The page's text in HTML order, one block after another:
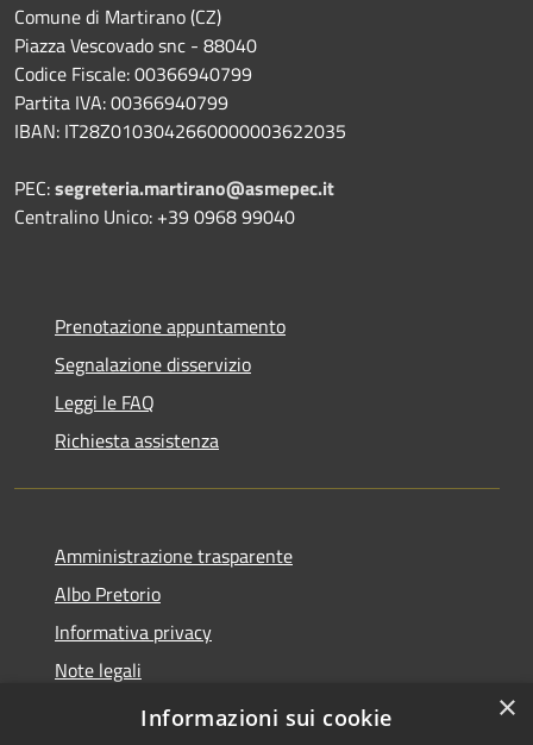
Comune di Martirano (CZ)
Piazza Vescovado snc - 88040
Codice Fiscale: 00366940799
Partita IVA: 00366940799
IBAN: IT28Z0103042660000003622035
PEC:segreteria.martirano@asmepec.it
Centralino Unico: +39 0968 99040
Prenotazione appuntamento
Segnalazione disservizio
Leggi le FAQ
Richiesta assistenza
Amministrazione trasparente
Albo Pretorio
Informativa privacy
Note legali
Dichiarazione di accessibilità
×
Informazioni sui cookie